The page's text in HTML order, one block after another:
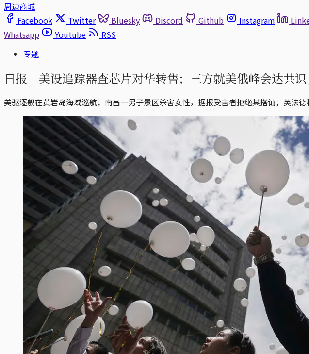
周边商城
Facebook
Twitter Bluesky Discord Github Instagram
Whatsapp
Youtube
RSS
专题
日报｜美设追踪器查芯片对华转售；三方就美俄峰会达共
美驱逐舰在黄岩岛海域巡航；南昌一男子景区杀害女性，据报受害者拒绝其搭讪；英法